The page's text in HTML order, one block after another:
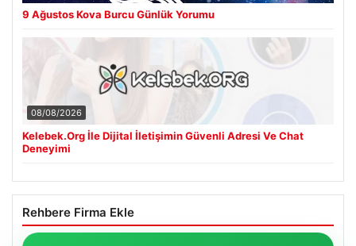
9 Ağustos Kova Burcu Günlük Yorumu
08/08/2026
Kelebek.Org İle Dijital İletişimin Güvenli Adresi Ve Chat
Deneyimi
Rehbere Firma Ekle